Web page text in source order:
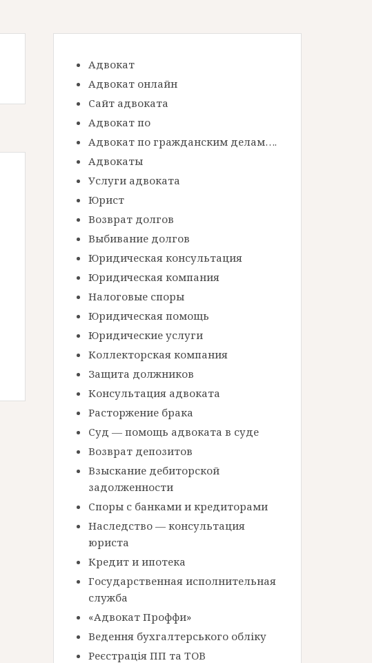
Адвокат
Адвокат онлайн
Сайт адвоката
Адвокат по
Адвокат по гражданским делам….
Адвокаты
Услуги адвоката
Юрист
Возврат долгов
Выбивание долгов
Юридическая консультация
Юридическая компания
Налоговые споры
Юридическая помощь
Юридические услуги
Коллекторская компания
Защита должников
Консультация адвоката
Расторжение брака
Суд — помощь адвоката в суде
Возврат депозитов
Взыскание дебиторской
задолженности
Споры с банками и кредиторами
Наследство — консультация
юриста
Кредит и ипотека
Государственная исполнительная
служба
«Адвокат Проффи»
Ведення бухгалтерського обліку
Реєстрація ПП та ТОВ